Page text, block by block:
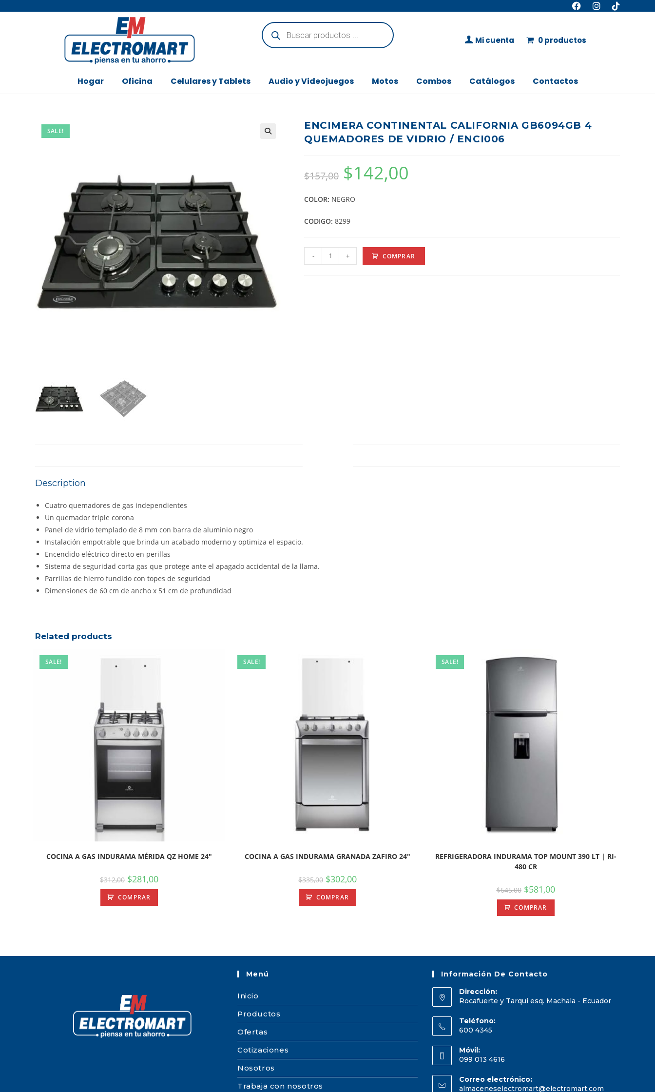
Mi cuenta 0 productos
Hogar Oficina Celulares y Tablets Audio y Videojuegos Motos Combos Catálogos Contactos
SALE!
ENCIMERA CONTINENTAL CALIFORNIA GB6094GB 4
QUEMADORES DE VIDRIO / ENCI006
$157,00 $142,00
COLOR: NEGRO
CODIGO: 8299
- + COMPRAR
Description
Cuatro quemadores de gas independientes
Un quemador triple corona
Panel de vidrio templado de 8 mm con barra de aluminio negro
Instalación empotrable que brinda un acabado moderno y optimiza el espacio.
Encendido eléctrico directo en perillas
Sistema de seguridad corta gas que protege ante el apagado accidental de la llama.
Parrillas de hierro fundido con topes de seguridad
Dimensiones de 60 cm de ancho x 51 cm de profundidad
Related products
SALE!
COCINA A GAS INDURAMA MÉRIDA QZ HOME 24″
$312,00 $281,00
COMPRAR
SALE!
COCINA A GAS INDURAMA GRANADA ZAFIRO 24″
$335,00 $302,00
COMPRAR
SALE!
REFRIGERADORA INDURAMA TOP MOUNT 390 LT | RI-
480 CR
$645,00 $581,00
COMPRAR
Menú
Inicio
Productos
Ofertas
Cotizaciones
Nosotros
Trabaja con nosotros
Información De Contacto
Dirección:
Rocafuerte y Tarqui esq. Machala - Ecuador
Teléfono:
600 4345
Móvil:
099 013 4616
Correo electrónico:
almaceneselectromart@electromart.com